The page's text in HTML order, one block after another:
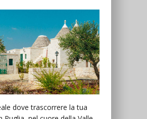
dove trascorrere la tua